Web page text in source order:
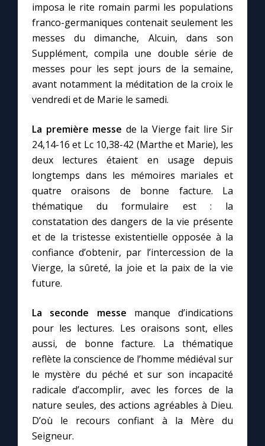
Les premiers samedis du mois
Marie qui défait les nœuds
Me consacrer à Jésus par Marie
Une Minute avec Marie
Une neuvaine
À la une
1000 Raisons de Croire
Chapelet pour le monde
Contact
Faire un don
Marie de Nazareth
imposa le rite romain parmi les populations
franco-germaniques contenait seulement les
messes du dimanche, Alcuin, dans son
Supplément, compila une double série de
messes pour les sept jours de la semaine,
avant notamment la méditation de la croix le
vendredi et de Marie le samedi.
La première messe de la Vierge fait lire Sir
24,14-16 et Lc 10,38-42 (Marthe et Marie), les
deux lectures étaient en usage depuis
longtemps dans les mémoires mariales et
quatre oraisons de bonne facture. La
thématique du formulaire est : la
constatation des dangers de la vie présente
et de la tristesse existentielle opposée à la
confiance d’obtenir, par l’intercession de la
Vierge, la sûreté, la joie et la paix de la vie
future.
La seconde messe manque d’indications
pour les lectures. Les oraisons sont, elles
aussi, de bonne facture. La thématique
reflète la conscience de l’homme médiéval sur
le mystère du péché et sur son incapacité
radicale d’accomplir, avec les forces de la
nature seules, des actions agréables à Dieu.
D’où le recours confiant à la Mère du
Seigneur.